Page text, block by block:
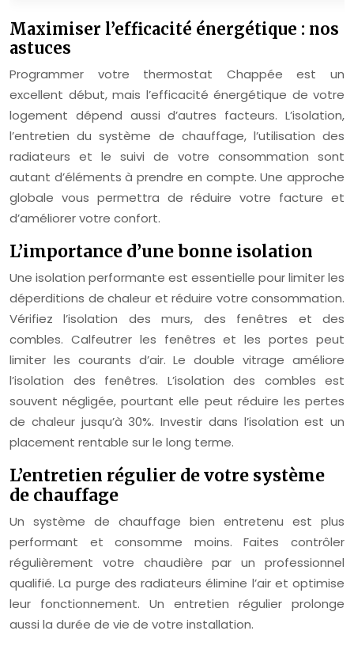
Maximiser l’efficacité énergétique : nos
astuces
Programmer votre thermostat Chappée est un
excellent début, mais l’efficacité énergétique de votre
logement dépend aussi d’autres facteurs. L’isolation,
l’entretien du système de chauffage, l’utilisation des
radiateurs et le suivi de votre consommation sont
autant d’éléments à prendre en compte. Une approche
globale vous permettra de réduire votre facture et
d’améliorer votre confort.
L’importance d’une bonne isolation
Une isolation performante est essentielle pour limiter les
déperditions de chaleur et réduire votre consommation.
Vérifiez l’isolation des murs, des fenêtres et des
combles. Calfeutrer les fenêtres et les portes peut
limiter les courants d’air. Le double vitrage améliore
l’isolation des fenêtres. L’isolation des combles est
souvent négligée, pourtant elle peut réduire les pertes
de chaleur jusqu’à 30%. Investir dans l’isolation est un
placement rentable sur le long terme.
L’entretien régulier de votre système
de chauffage
Un système de chauffage bien entretenu est plus
performant et consomme moins. Faites contrôler
régulièrement votre chaudière par un professionnel
qualifié. La purge des radiateurs élimine l’air et optimise
leur fonctionnement. Un entretien régulier prolonge
aussi la durée de vie de votre installation.